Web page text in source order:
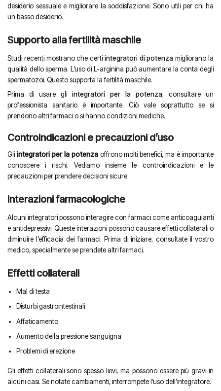
desiderio sessuale e migliorare la soddisfazione. Sono utili per chi ha
un basso desiderio.
Supporto alla fertilità maschile
Studi recenti mostrano che certi integratori di potenza migliorano la
qualità dello sperma. L’uso di L-arginina può aumentare la conta degli
spermatozoi. Questo supporta la fertilità maschile.
Prima di usare gli integratori per la potenza, consultare un
professionista sanitario è importante. Ciò vale soprattutto se si
prendono altri farmaci o si hanno condizioni mediche.
Controindicazioni e precauzioni d’uso
Gli integratori per la potenzaoffrono molti benefici, ma è importante
conoscere i rischi. Vediamo insieme le controindicazioni e le
precauzioni per prendere decisioni sicure.
Interazioni farmacologiche
Alcuni integratori possono interagire con farmaci come anticoagulanti
e antidepressivi. Queste interazioni possono causare effetti collaterali o
diminuire l’efficacia dei farmaci. Prima di iniziare, consultate il vostro
medico, specialmente se prendete altri farmaci.
Effetti collaterali
Mal di testa
Disturbi gastrointestinali
Affaticamento
Aumento della pressione sanguigna
Problemi di erezione
Gli effetti collaterali sono spesso lievi, ma possono essere più gravi in
alcuni casi. Se notate cambiamenti, interrompete l’uso dell’integratore.